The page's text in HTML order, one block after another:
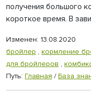
получения большого
короткое время. В
Изменен: 13.08.2020
бройлер , кормление
для бройлеров ,
Путь: Главная / База